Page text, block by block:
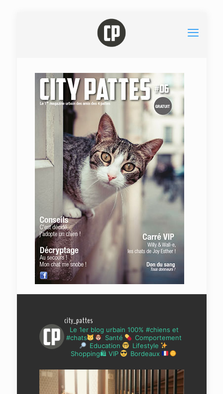
city_pattes
Le 1er blog urbain 100% #chiens et
#chats
Santé
Comportement
Education
Lifestyle
Shopping🛍 VIP
Bordeaux